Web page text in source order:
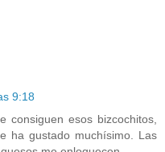
9:18
consiguen esos bizcochitos,
ha gustado muchísimo. Las